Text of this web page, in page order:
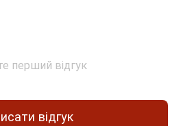
перший відгук
відгук